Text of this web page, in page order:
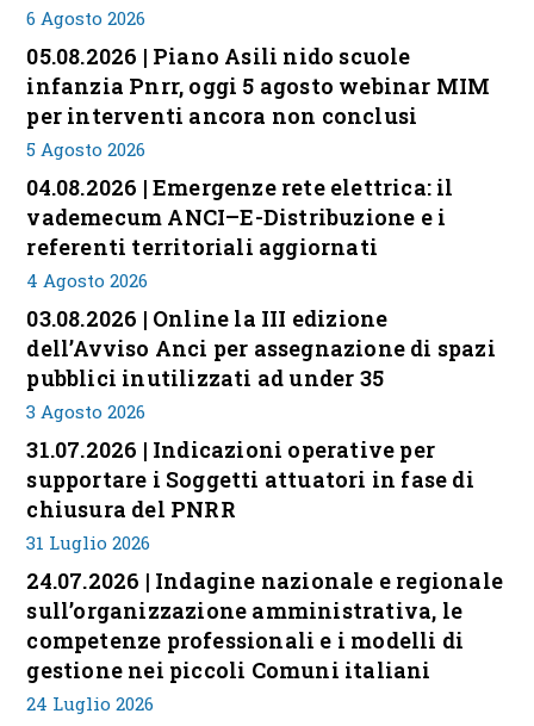
6 Agosto 2026
05.08.2026 | Piano Asili nido scuole
infanzia Pnrr, oggi 5 agosto webinar MIM
per interventi ancora non conclusi
5 Agosto 2026
04.08.2026 | Emergenze rete elettrica: il
vademecum ANCI–E-Distribuzione e i
referenti territoriali aggiornati
4 Agosto 2026
03.08.2026 | Online la III edizione
dell’Avviso Anci per assegnazione di spazi
pubblici inutilizzati ad under 35
3 Agosto 2026
31.07.2026 | Indicazioni operative per
supportare i Soggetti attuatori in fase di
chiusura del PNRR
31 Luglio 2026
24.07.2026 | Indagine nazionale e regionale
sull’organizzazione amministrativa, le
competenze professionali e i modelli di
gestione nei piccoli Comuni italiani
24 Luglio 2026